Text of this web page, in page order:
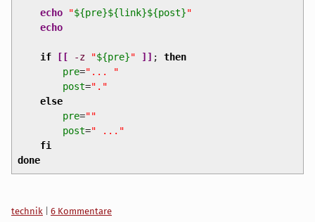
echo "${pre}${link}${post}"
echo
if [ [ -z "${pre}" ] ] ; then
pre="... "
post="."
else
pre=""
post=" ..."
fi
done
Kategorien:
technik
6 Kommentare